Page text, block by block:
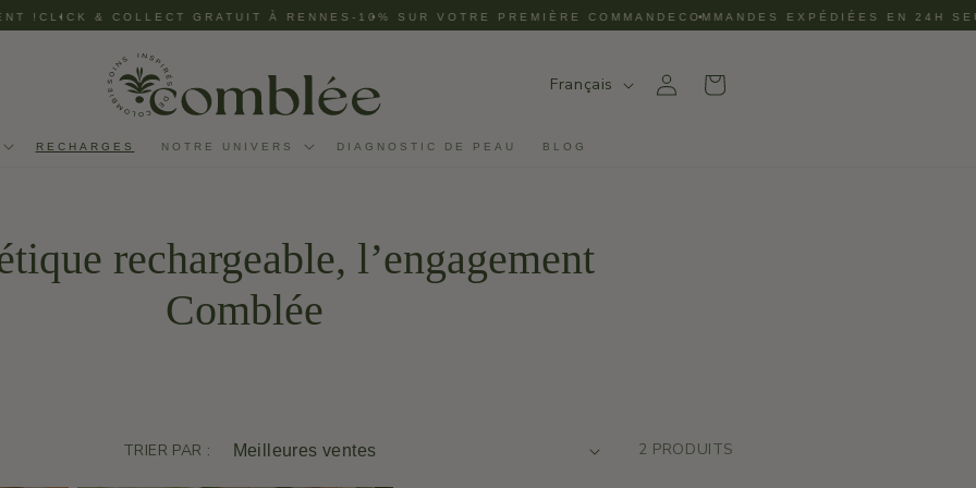
! •
CLICK & COLLECT GRATUIT À RENNES •
-10% SUR VOTRE PREMIÈRE COMMANDE •
COMMANDES EXPÉDIÉES EN 24H
RECHARGES NOTRE UNIVERS DIAGNOSTIC DE PEAU BLOG
E
Français CONNEXIONPANIER
rechargeable, l’engagement
Comblée
TRIER PAR : 2 PRODUITS